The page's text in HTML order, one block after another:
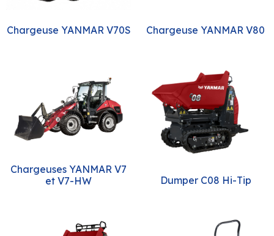
Chargeuse YANMAR V70S Chargeuse YANMAR V80
Chargeuses YANMAR V7
et V7-HW
Dumper C08 Hi-Tip